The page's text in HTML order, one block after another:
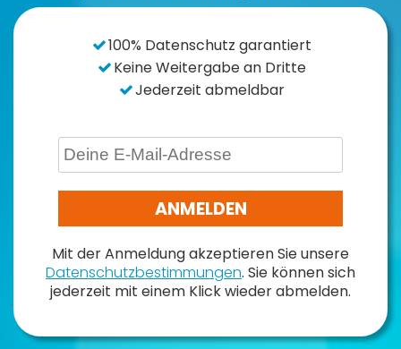
100% Datenschutz garantiert
Keine Weitergabe an Dritte
Jederzeit abmeldbar
ANMELDEN
Mit der Anmeldung akzeptieren Sie unsere
Datenschutzbestimmungen. Sie können sich
jederzeit mit einem Klick wieder abmelden.